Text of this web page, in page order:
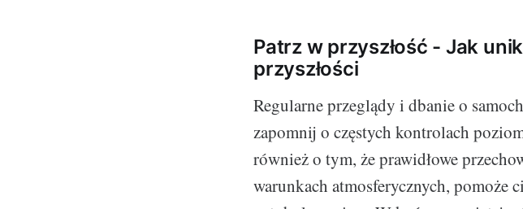
Patrz w przyszłość - Jak
przyszłości
Regularne przeglądy i dbanie o
zapomnij o częstych kontrolach
również o tym, że prawidłowe
warunkach atmosferycznych, pomoże